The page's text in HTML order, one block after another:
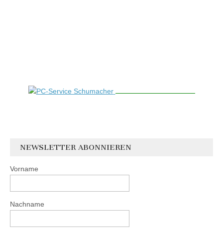
NEWSLETTER ABONNIEREN
Vorname
Nachname